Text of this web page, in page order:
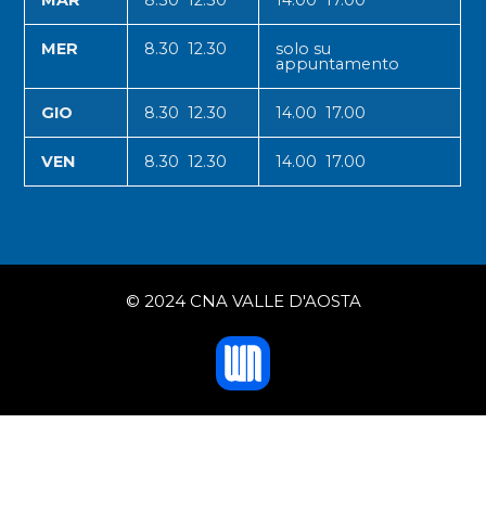
MER 8.30 12.30 solo su
appuntamento
GIO 8.30 12.30 14.00 17.00
VEN 8.30 12.30 14.00 17.00
© 2024 CNA VALLE D'AOSTA